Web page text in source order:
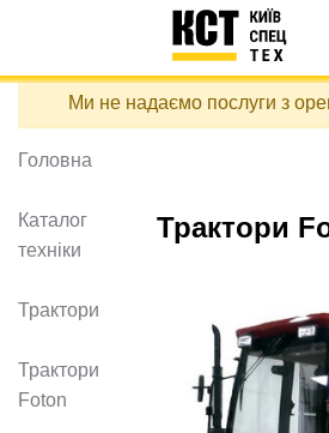
Перейти
вмісту
навигация
КАТАЛОГ ТЕХНІКИ
ДОСТАВКА ТА ОПЛАТА
ПРО НАС
ВІДГУКИ
КОНТАКТИ
Контактні телефони:
Ми не надаємо послуги з
Трактори
Головна
Каталог
техніки
Трактори
Трактори
Foton